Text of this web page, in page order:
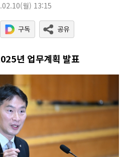
(월) 13:15
년 업무계획 발표